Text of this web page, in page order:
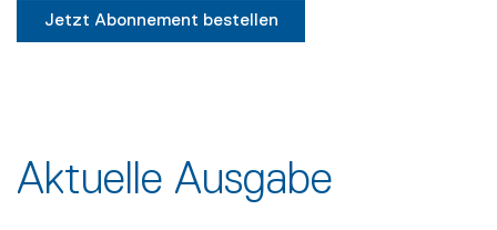
Jetzt Abonnement bestellen
Aktuelle Ausgabe